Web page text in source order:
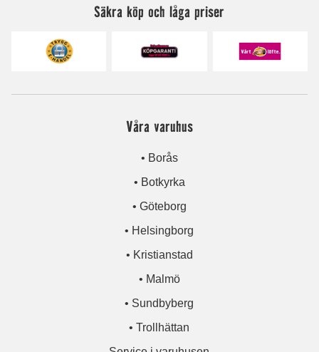
Säkra köp och låga priser
Våra varuhus
• Borås
• Botkyrka
• Göteborg
• Helsingborg
• Kristianstad
• Malmö
• Sundbyberg
• Trollhättan